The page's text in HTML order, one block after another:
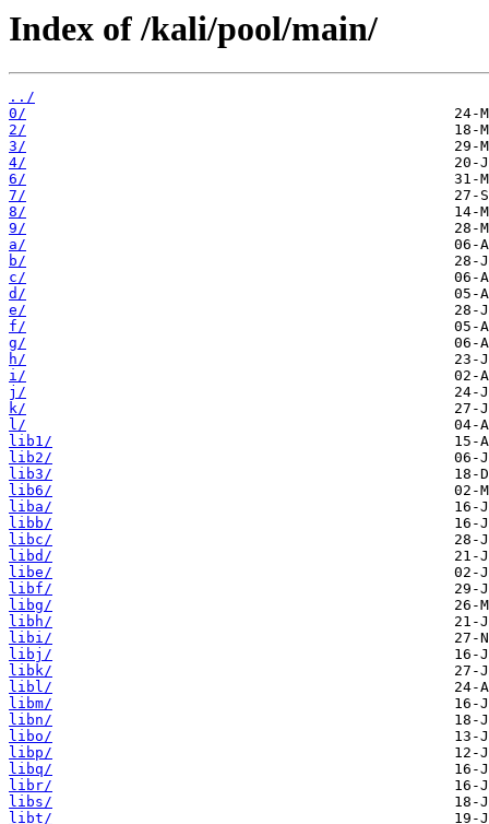
Index of /kali/pool/main/
../
0/
2/
3/
4/
6/
7/
8/
9/
a/
b/
c/
d/
e/
f/
g/
h/
i/
j/
k/
l/
lib1/
lib2/
lib3/
lib6/
liba/
libb/
libc/
libd/
libe/
libf/
libg/
libh/
libi/
libj/
libk/
libl/
libm/
libn/
libo/
libp/
libq/
libr/
libs/
libt/